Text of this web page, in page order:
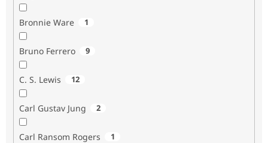
Bronnie Ware 1
Bruno Ferrero 9
C. S. Lewis 12
Carl Gustav Jung 2
Carl Ransom Rogers 1